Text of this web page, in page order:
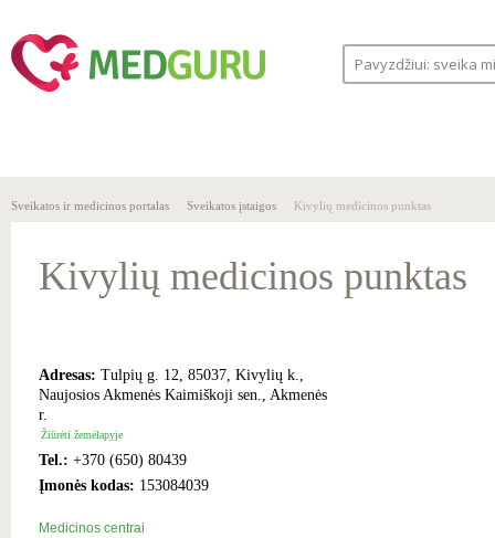
Sveikatos ir medicinos portalas Sveikatos įstaigos Kivylių medicinos punktas
Kivylių medicinos punktas
Adresas: Tulpių g. 12, 85037, Kivylių k.,
Naujosios Akmenės Kaimiškoji sen., Akmenės
r.
Žiūrėti žemėlapyje
Tel.: +370 (650) 80439
Įmonės kodas: 153084039
Medicinos centrai